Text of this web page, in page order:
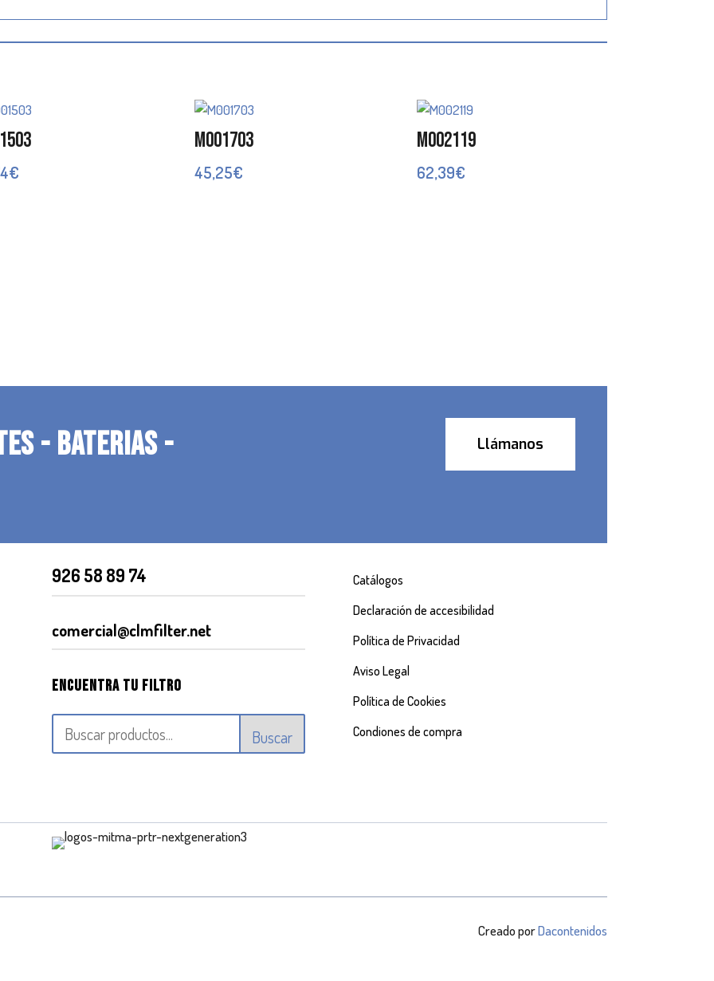
€
M001703
45,25€
M002119
62,39€
- BATERIAS -
Llámanos
926 58 89 74
comercial@clmfilter.net
Encuentra tu filtro
Buscar
Catálogos
Declaración de accesibilidad
Política de Privacidad
Aviso Legal
Política de Cookies
Condiones de compra
Creado porDacontenidos